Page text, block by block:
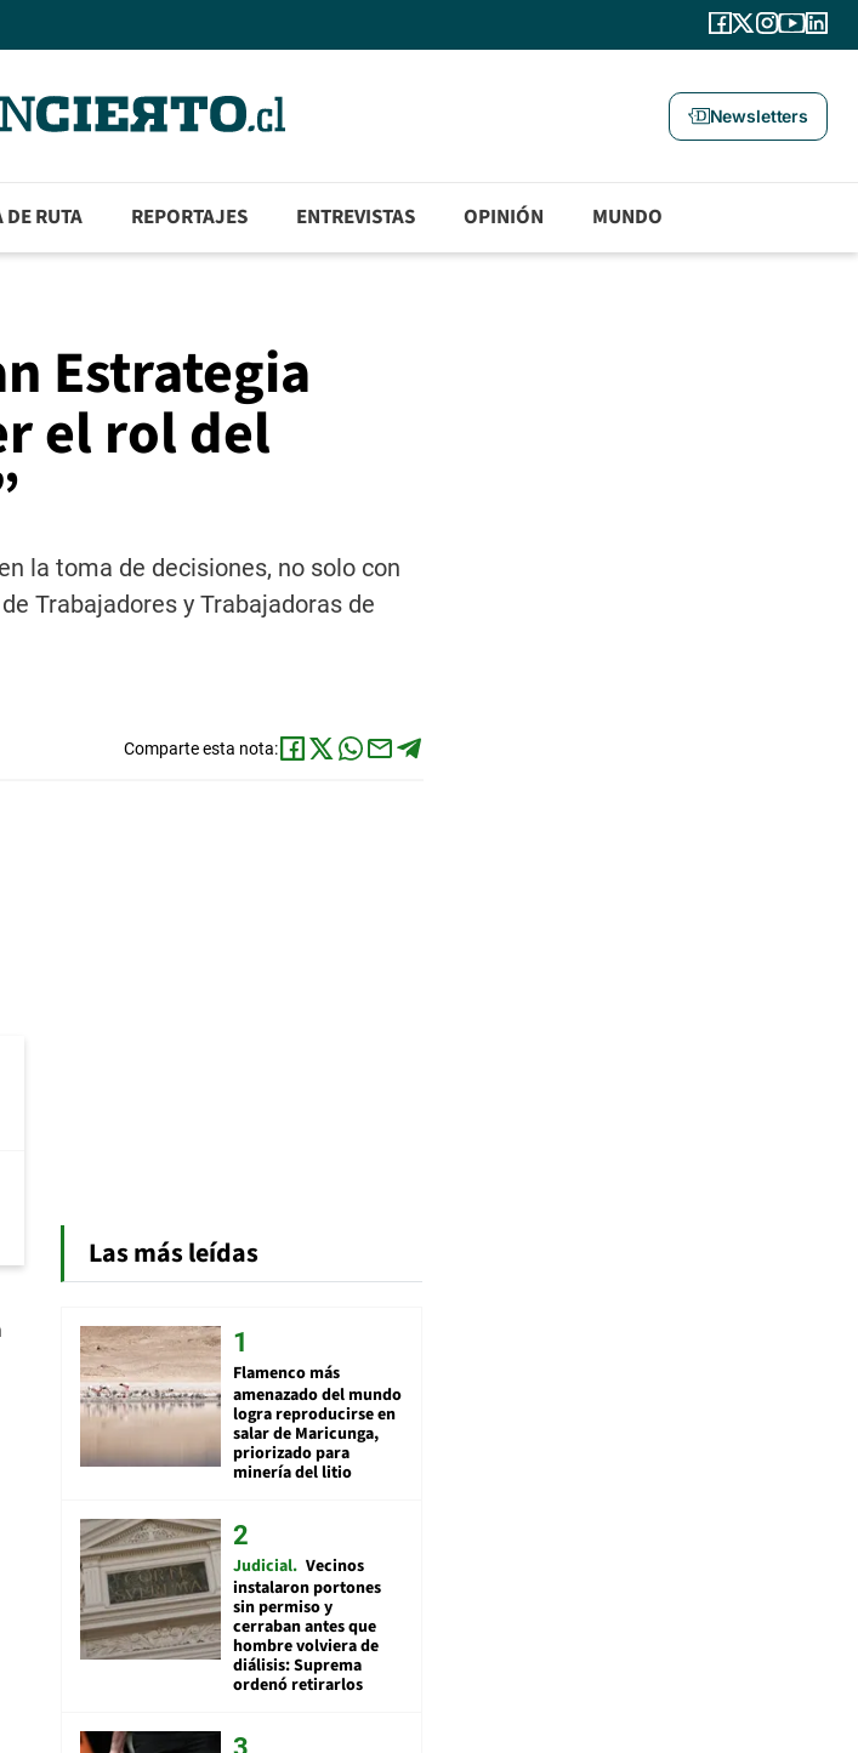
Newsletters
DE RUTA REPORTAJES ENTREVISTAS OPINIÓN MUNDO
Estrategia
el rol del
la toma de decisiones, no solo con
Trabajadores y Trabajadoras de
Comparte esta nota:
Las más leídas
Flamenco más
amenazado del mundo
logra reproducirse en
salar de Maricunga,
priorizado para
minería del litio
Judicial Vecinos
instalaron portones
sin permiso y
cerraban antes que
hombre volviera de
diálisis: Suprema
ordenó retirarlos